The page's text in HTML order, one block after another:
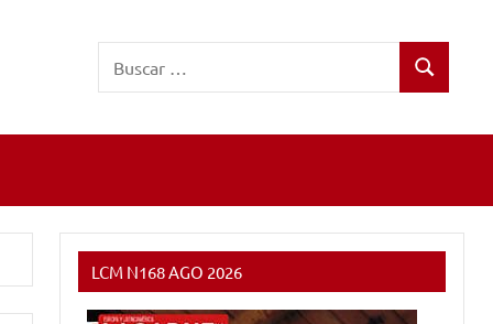
Buscar
LCM N168 AGO 2026